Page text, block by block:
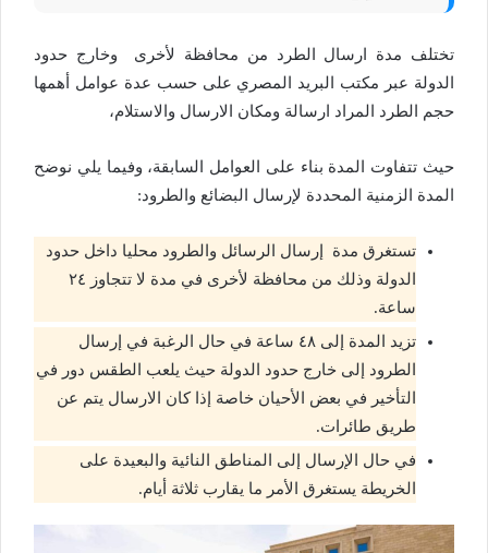
تختلف مدة ارسال الطرد من محافظة لأخرى وخارج حدود
الدولة عبر مكتب البريد المصري على حسب عدة عوامل أهمها
حجم الطرد المراد ارسالة ومكان الارسال والاستلام،
حيث تتفاوت المدة بناء على العوامل السابقة، وفيما يلي نوضح
المدة الزمنية المحددة لإرسال البضائع والطرود:
تستغرق مدة إرسال الرسائل والطرود محليا داخل حدود
الدولة وذلك من محافظة لأخرى في مدة لا تتجاوز ٢٤
ساعة.
تزيد المدة إلى ٤٨ ساعة في حال الرغبة في إرسال
الطرود إلى خارج حدود الدولة حيث يلعب الطقس دور في
التأخير في بعض الأحيان خاصة إذا كان الارسال يتم عن
طريق طائرات.
في حال الإرسال إلى المناطق النائية والبعيدة على
الخريطة يستغرق الأمر ما يقارب ثلاثة أيام.